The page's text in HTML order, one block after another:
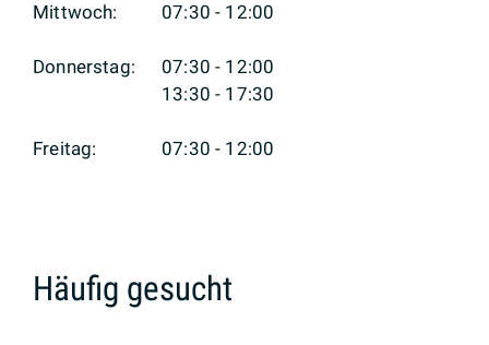
Mittwoch: 07:30 - 12:00
Donnerstag:
07:30 - 12:00
13:30 - 17:30
Freitag: 07:30 - 12:00
Häufig gesucht